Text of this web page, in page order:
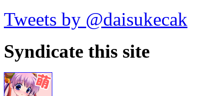
Tweets by @daisukecak
Syndicate this site